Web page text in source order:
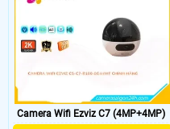
Camera Wifi Ezviz C7 (4MP+4MP)